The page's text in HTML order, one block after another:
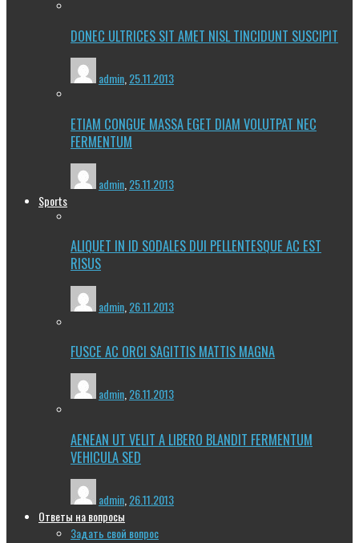
DONEC ULTRICES SIT AMET NISL TINCIDUNT SUSCIPIT
admin 25.11.2013
ETIAM CONGUE MASSA EGET DIAM VOLUTPAT NEC
FERMENTUM
admin 25.11.2013
Sports
ALIQUET IN ID SODALES DUI PELLENTESQUE AC EST
RISUS
admin 26.11.2013
FUSCE AC ORCI SAGITTIS MATTIS MAGNA
admin,26.11.2013
AENEAN UT VELIT A LIBERO BLANDIT FERMENTUM
VEHICULA SED
admin 26.11.2013
Ответы на вопросы
Задать свой вопрос